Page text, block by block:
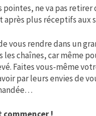
ne va pas retirer
après plus réceptifs aux
vous rendre dans un
les chaînes, car même
Faites vous-même
par leurs envies de